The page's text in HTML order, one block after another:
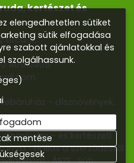
kertészet és
utca 5.
405 0405
- dísznövények,
és kertészeti
Elállás a szerződéstől
elengedhetetlen sütiket
sütik elfogadása
szabott ajánlatokkal és
szolgálhassunk.
mentése